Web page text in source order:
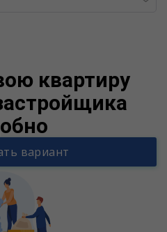
квартиру
вариант